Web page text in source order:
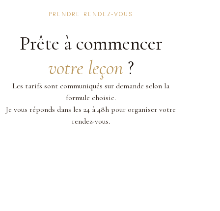
PRENDRE RENDEZ-VOUS
Prête à commencer
votre leçon ?
Les tarifs sont communiqués sur demande selon la
formule choisie.
Je vous réponds dans les 24 à 48h pour organiser votre
rendez-vous.